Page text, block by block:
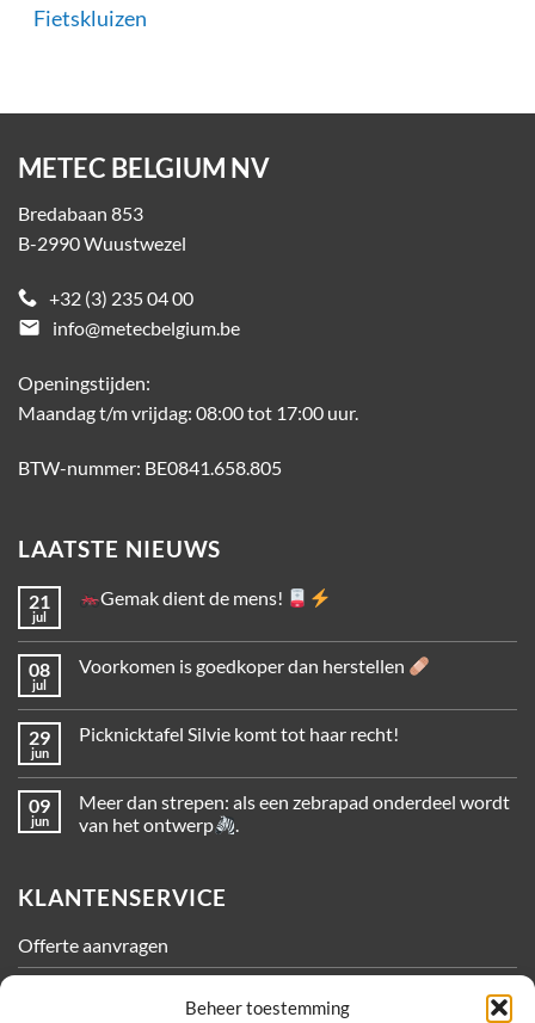
Beheer toestemming
Fietskluizen
METEC BELGIUM NV
Bredabaan 853
B-2990 Wuustwezel
+32 (3) 235 04 00
email
info@metecbelgium.be
Openingstijden:
Maandag t/m vrijdag: 08:00 tot 17:00 uur.
BTW-nummer: BE0841.658.805
LAATSTE NIEUWS
21
jul
Gemak dient de mens!
08
jul
Voorkomen is goedkoper dan herstellen
29
jun
Picknicktafel Silvie komt tot haar recht!
09
jun
Meer dan strepen: als een zebrapad onderdeel wordt
van het ontwerp
.
KLANTENSERVICE
Offerte aanvragen